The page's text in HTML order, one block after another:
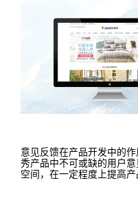
意见反馈在产品开发中的
秀产品中不可或缺的用户
空间，在一定程度上提高产